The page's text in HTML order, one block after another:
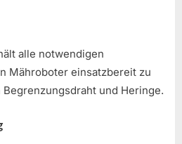
alle notwendigen
Mähroboter einsatzbereit zu
und Heringe.